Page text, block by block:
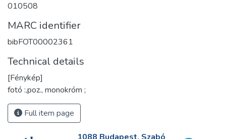
010508
MARC identifier
bibFOT00002361
Technical details
[Fénykép]
fotó :,poz., monokróm ;
Full item page